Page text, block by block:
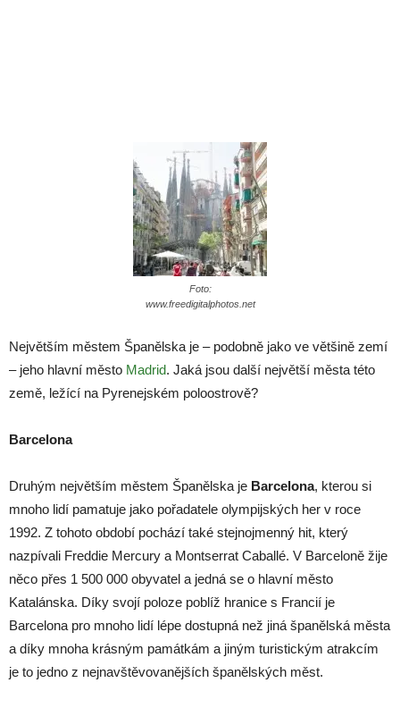
Foto:
www.freedigitalphotos.net
Největším městem Španělska je – podobně jako ve většině zemí
– jeho hlavní město Madrid. Jaká jsou další největší města této
země, ležící na Pyrenejském poloostrově?
Barcelona
Druhým největším městem Španělska je Barcelona, kterou si
mnoho lidí pamatuje jako pořadatele olympijských her v roce
1992. Z tohoto období pochází také stejnojmenný hit, který
nazpívali Freddie Mercury a Montserrat Caballé. V Barceloně žije
něco přes 1 500 000 obyvatel a jedná se o hlavní město
Katalánska. Díky svojí poloze poblíž hranice s Francií je
Barcelona pro mnoho lidí lépe dostupná než jiná španělská města
a díky mnoha krásným památkám a jiným turistickým atrakcím
je to jedno z nejnavštěvovanějších španělských měst.